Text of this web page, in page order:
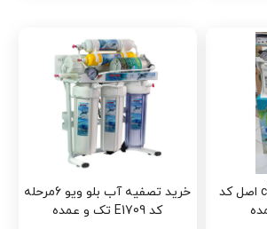
خرید تصفیه آب ckk اصل کد
خرید تصفیه آب بلو ویو 6مرحله
کد E1709 تک و عمده